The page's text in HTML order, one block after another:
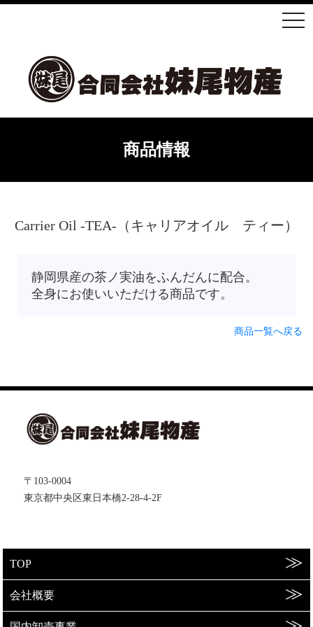
商品情報
Carrier Oil -TEA-（キャリアオイル ティー）
静岡県産の茶ノ実油をふんだんに配合。
全身にお使いいただける商品です。
商品一覧へ戻る
〒103-0004
東京都中央区東日本橋2-28-4-2F
TOP
会社概要